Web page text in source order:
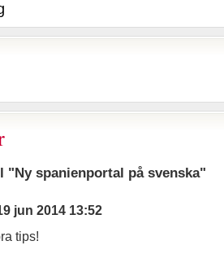
"Ny spanienportal på svenska"
jun 2014 13:52
tips!